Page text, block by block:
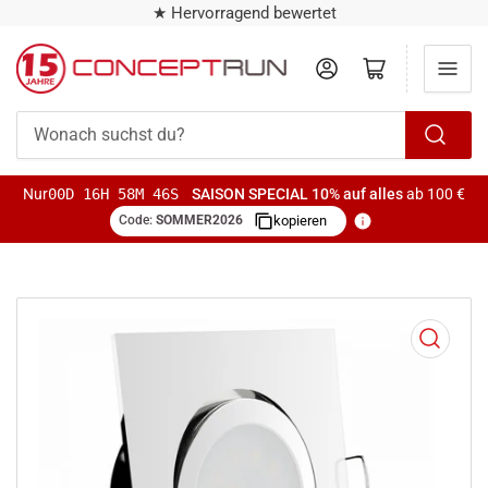
★ Hervorragend bewertet
suchst
AnmeldenMini-Warenkorb öffnen
Nur00D 16H 58M 46S SAISON SPECIAL 10% auf allesab 100 €
Code: SOMMER2026 kopieren